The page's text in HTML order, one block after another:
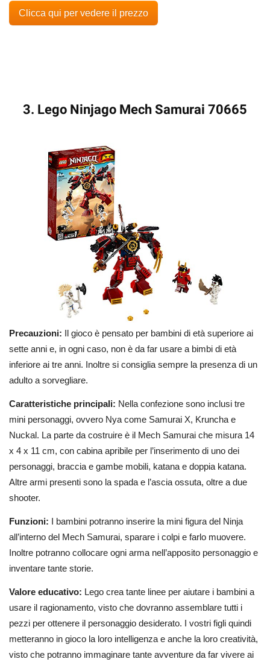
Clicca qui per vedere il prezzo
3. Lego Ninjago Mech Samurai 70665
Precauzioni: Il gioco è pensato per bambini di età superiore ai
sette anni e, in ogni caso, non è da far usare a bimbi di età
inferiore ai tre anni. Inoltre si consiglia sempre la presenza di un
adulto a sorvegliare.
Caratteristiche principali: Nella confezione sono inclusi tre
mini personaggi, ovvero Nya come Samurai X, Kruncha e
Nuckal. La parte da costruire è il Mech Samurai che misura 14
x 4 x 11 cm, con cabina apribile per l’inserimento di uno dei
personaggi, braccia e gambe mobili, katana e doppia katana.
Altre armi presenti sono la spada e l’ascia ossuta, oltre a due
shooter.
Funzioni: I bambini potranno inserire la mini figura del Ninja
all’interno del Mech Samurai, sparare i colpi e farlo muovere.
Inoltre potranno collocare ogni arma nell’apposito personaggio e
inventare tante storie.
Valore educativo: Lego crea tante linee per aiutare i bambini a
usare il ragionamento, visto che dovranno assemblare tutti i
pezzi per ottenere il personaggio desiderato. I vostri figli quindi
metteranno in gioco la loro intelligenza e anche la loro creatività,
visto che potranno immaginare tante avventure da far vivere ai